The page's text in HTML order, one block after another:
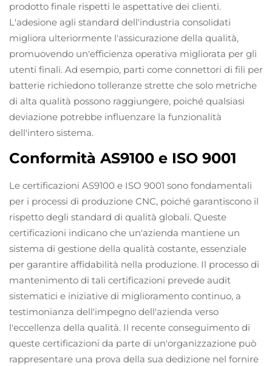
prodotto finale rispetti le aspettative dei clienti.
L'adesione agli standard dell'industria consolidati
migliora ulteriormente l'assicurazione della qualità,
promuovendo un'efficienza operativa migliorata per gli
utenti finali. Ad esempio, parti come connettori di fili per
batterie richiedono tolleranze strette che solo metriche
di alta qualità possono raggiungere, poiché qualsiasi
deviazione potrebbe influenzare la funzionalità
dell'intero sistema.
Conformità AS9100 e ISO 9001
Le certificazioni AS9100 e ISO 9001 sono fondamentali
per i processi di produzione CNC, poiché garantiscono il
rispetto degli standard di qualità globali. Queste
certificazioni indicano che un'azienda mantiene un
sistema di gestione della qualità costante, essenziale
per garantire affidabilità nella produzione. Il processo di
mantenimento di tali certificazioni prevede audit
sistematici e iniziative di miglioramento continuo, a
testimonianza dell'impegno dell'azienda verso
l'eccellenza della qualità. Il recente conseguimento di
queste certificazioni da parte di un'organizzazione può
rappresentare una prova della sua dedizione nel fornire